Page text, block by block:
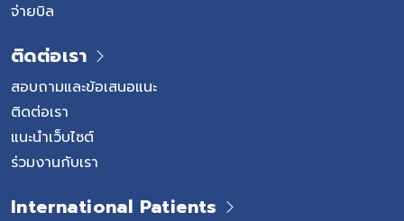
จ่ายบิล
ติดต่อเรา
สอบถามและข้อเสนอแนะ
ติดต่อเรา
แนะนำเว็บไซต์
ร่วมงานกับเรา
International Patients